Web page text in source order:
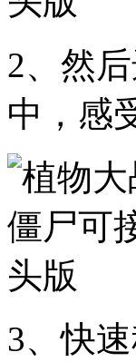
2、然
中，感
3、快